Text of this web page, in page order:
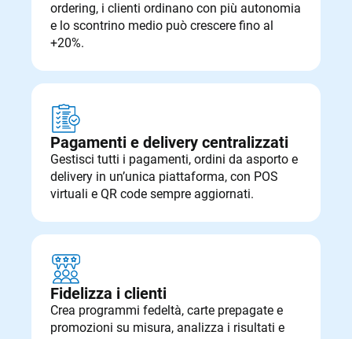
ordering, i clienti ordinano con più autonomia
e lo scontrino medio può crescere fino al
+20%.
Pagamenti e delivery centralizzati
Gestisci tutti i pagamenti, ordini da asporto e
delivery in un’unica piattaforma, con POS
virtuali e QR code sempre aggiornati.
Fidelizza i clienti
Crea programmi fedeltà, carte prepagate e
promozioni su misura, analizza i risultati e